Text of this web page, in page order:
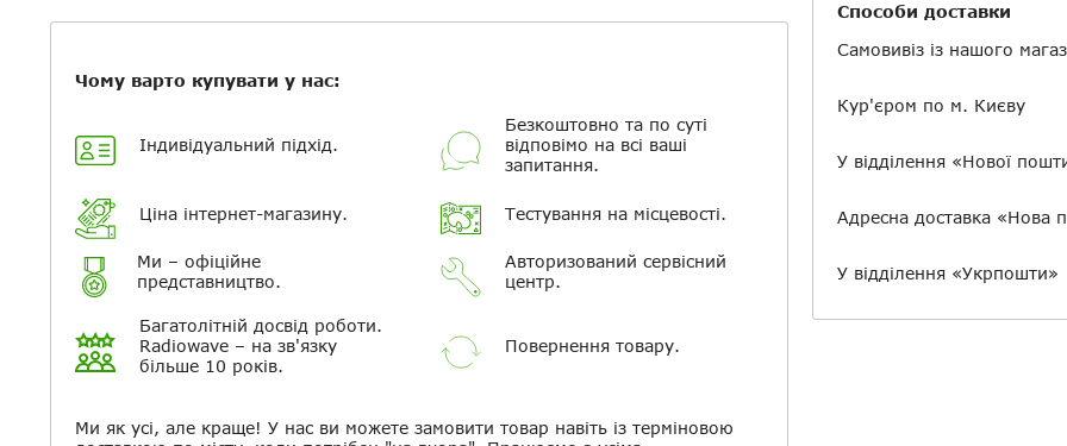
Чому варто купувати у нас:
Індивідуальний підхід.
Безкоштовно та по суті
відповімо на всі ваші
запитання.
Ціна інтернет-магазину. Тестування на місцевості.
Ми – офіційне
представництво.
Авторизований сервісний
центр.
Багатолітній досвід роботи.
Radiowave – на зв'язку
більше 10 років.
Повернення товару.
Ми як усі, але краще! У нас ви можете замовити товар навіть із терміновою
Способи доставки
Самовивіз із нашого
Кур'єром по м. Києву
У відділення «Нової
Адресна доставка «Нова
У відділення «Укрпошти»